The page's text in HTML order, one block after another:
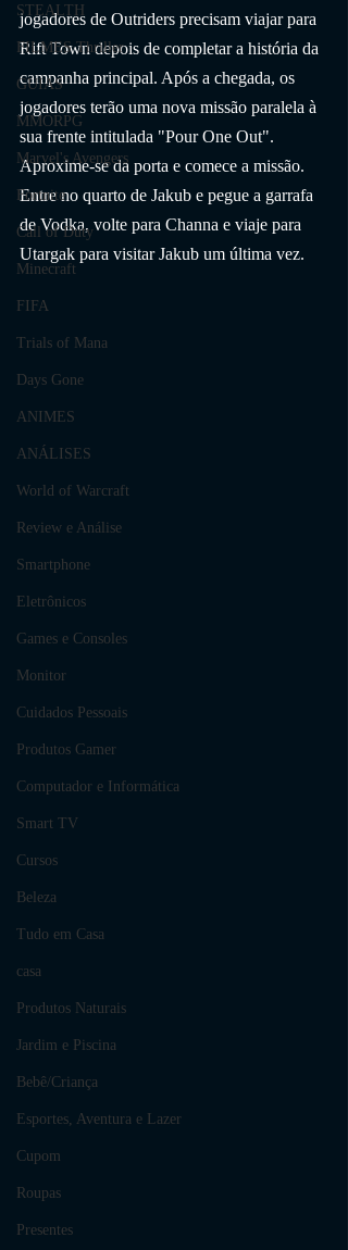
STEALTH
FILMES Thriller
GUIAS
MMORPG
Marvel's Avengers
Fortnite
Call of Duty
Minecraft
FIFA
Trials of Mana
Days Gone
ANIMES
ANÁLISES
World of Warcraft
Review e Análise
Smartphone
Eletrônicos
Games e Consoles
Monitor
Cuidados Pessoais
Produtos Gamer
Computador e Informática
Smart TV
Cursos
Beleza
Tudo em Casa
casa
Produtos Naturais
Jardim e Piscina
Bebê/Criança
Esportes, Aventura e Lazer
Cupom
Roupas
Presentes
jogadores de Outriders precisam viajar para
Rift Town depois de completar a história da
campanha principal. Após a chegada, os
jogadores terão uma nova missão paralela à
sua frente intitulada "Pour One Out".
Aproxime-se da porta e comece a missão.
Entre no quarto de Jakub e pegue a garrafa
de Vodka, volte para Channa e viaje para
Utargak para visitar Jakub um última vez.